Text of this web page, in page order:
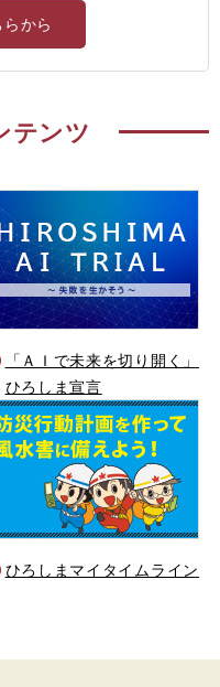
から
テンツ
「ＡＩで未来を切り開く」
ひろしま宣言
ひろしまマイタイムライン